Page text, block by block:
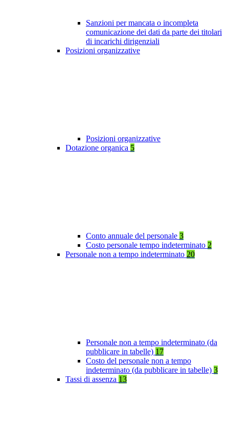
Sanzioni per mancata o incompleta
comunicazione dei dati da parte dei titolari
di incarichi dirigenziali
Posizioni organizzative
Posizioni organizzative
Dotazione organica 5
Conto annuale del personale 3
Costo personale tempo indeterminato 2
Personale non a tempo indeterminato 20
Personale non a tempo indeterminato (da
pubblicare in tabelle) 17
Costo del personale non a tempo
indeterminato (da pubblicare in tabelle) 3
Tassi di assenza 13